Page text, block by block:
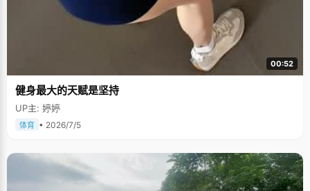
00:52
健身最大的天赋是坚持
UP主: 婷婷
体育 • 2026/7/5